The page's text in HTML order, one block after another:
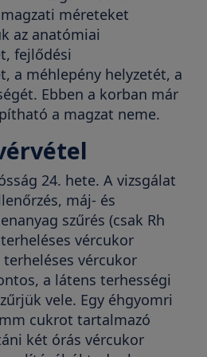
méreteket
az anatómiai
fejlődési
a méhlepény helyzetét, a
Ebben a korban már
a magzat neme.
24. hete. A vizsgálat
máj- és
szűrés (csak Rh
vércukor
terheléses vércukor
a látens terhességi
vele. Egy éhgyomri
cukrot tartalmazó
két órás vércukor